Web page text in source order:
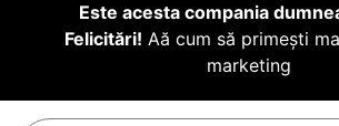
Este acesta compania
Felicitări! Aă cum să primești
marketing